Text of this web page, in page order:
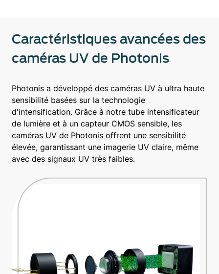
Caractéristiques avancées des
caméras UV de Photonis
Photonis a développé des caméras UV à ultra haute
sensibilité basées sur la technologie
d'intensification. Grâce à notre tube intensificateur
de lumière et à un capteur CMOS sensible, les
caméras UV de Photonis offrent une sensibilité
élevée, garantissant une imagerie UV claire, même
avec des signaux UV très faibles.